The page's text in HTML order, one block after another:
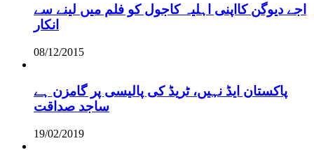
اجے دیوگن کااپنی اہلیہ کاجول کو فلم میں لینے سے
انکار
08/12/2015
پاکستان ایڈ نہیں، ٹریڈ کی پالیسی پر گامزن ہے
ساجد صداقت
19/02/2019